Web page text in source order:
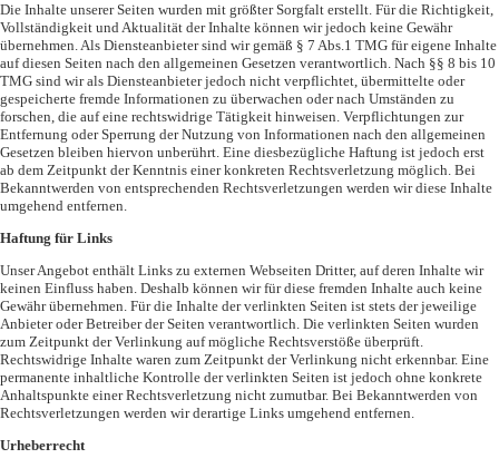
Die Inhalte unserer Seiten wurden mit größter Sorgfalt erstellt. Für die Richtigkeit,
Vollständigkeit und Aktualität der Inhalte können wir jedoch keine Gewähr
übernehmen. Als Diensteanbieter sind wir gemäß § 7 Abs.1 TMG für eigene Inhalte
auf diesen Seiten nach den allgemeinen Gesetzen verantwortlich. Nach §§ 8 bis 10
TMG sind wir als Diensteanbieter jedoch nicht verpflichtet, übermittelte oder
gespeicherte fremde Informationen zu überwachen oder nach Umständen zu
forschen, die auf eine rechtswidrige Tätigkeit hinweisen. Verpflichtungen zur
Entfernung oder Sperrung der Nutzung von Informationen nach den allgemeinen
Gesetzen bleiben hiervon unberührt. Eine diesbezügliche Haftung ist jedoch erst
ab dem Zeitpunkt der Kenntnis einer konkreten Rechtsverletzung möglich. Bei
Bekanntwerden von entsprechenden Rechtsverletzungen werden wir diese Inhalte
umgehend entfernen.
Haftung für Links
Unser Angebot enthält Links zu externen Webseiten Dritter, auf deren Inhalte wir
keinen Einfluss haben. Deshalb können wir für diese fremden Inhalte auch keine
Gewähr übernehmen. Für die Inhalte der verlinkten Seiten ist stets der jeweilige
Anbieter oder Betreiber der Seiten verantwortlich. Die verlinkten Seiten wurden
zum Zeitpunkt der Verlinkung auf mögliche Rechtsverstöße überprüft.
Rechtswidrige Inhalte waren zum Zeitpunkt der Verlinkung nicht erkennbar. Eine
permanente inhaltliche Kontrolle der verlinkten Seiten ist jedoch ohne konkrete
Anhaltspunkte einer Rechtsverletzung nicht zumutbar. Bei Bekanntwerden von
Rechtsverletzungen werden wir derartige Links umgehend entfernen.
Urheberrecht